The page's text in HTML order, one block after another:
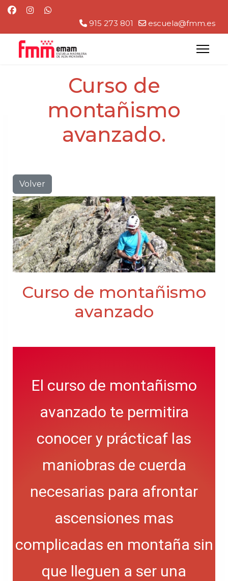
915 273 801 escuela@fmm.es
Curso de
montañismo
avanzado.
Volver
Curso de montañismo
avanzado
El curso de montañismo
avanzado te permitira
conocer y prácticaf las
maniobras de cuerda
necesarias para afrontar
ascensiones mas
complicadas en montaña sin
que lleguen a ser una